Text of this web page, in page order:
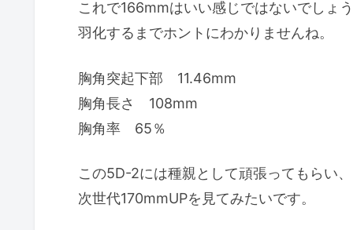
これで166mmはいい感じではないでしょう
羽化するまでホントにわかりませんね。
胸角突起下部 11.46mm
胸角長さ 108mm
胸角率 65％
この5D-2には種親として頑張ってもらい、
次世代170mmUPを見てみたいです。